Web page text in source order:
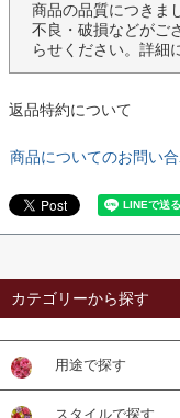
商品の品質につきま
不良・破損などがご
らせください。詳細
返品特約について
商品についてのお問い
カテゴリーから探す
用途で探す